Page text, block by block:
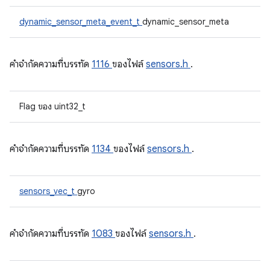
dynamic_sensor_meta_event_t dynamic_sensor_meta
คําจํากัดความที่บรรทัด 1116 ของไฟล์sensors.h .
Flag ของ uint32_t
คําจํากัดความที่บรรทัด 1134 ของไฟล์sensors.h .
sensors_vec_t gyro
คําจํากัดความที่บรรทัด 1083 ของไฟล์sensors.h .